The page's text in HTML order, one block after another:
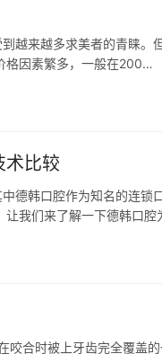
越来越多求美者的青睐
格因素繁多，一般在200…
术比较
德韩口腔作为知名的连
让我们来了解一下德韩口
时被上牙齿完全覆盖的